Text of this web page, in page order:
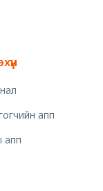
апп
апп